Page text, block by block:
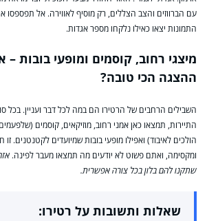
עם הברווזים והצב הצללים, רק מוסיף לאווירה. אל
התמונות יצאו כאילו נלקחו מספר אגדות.
מיצגי רחוב, קוסמים ומופעי בובות
ההצגה הכי טובה?
השבילים הרחבים של הרטירו הם במה לכל דבר ועניין. בכל
התיירות, תמצאו כאן אמני רחוב, מוזיקאים, קוסמים
הולכים לאיבוד) ואפילו מופעי בובות שמיועדים לקטנטנים. זו
ומקסימה, ואתם פשוט לא יודעים מה תמצאו מעבר לפינה.
שתקנו להם בלון בכל צורה אפשרית.
שאלות ותשובות על רטירו: